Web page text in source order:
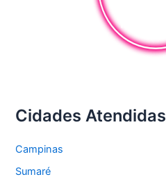
Cidades Atendidas
Campinas
Sumaré